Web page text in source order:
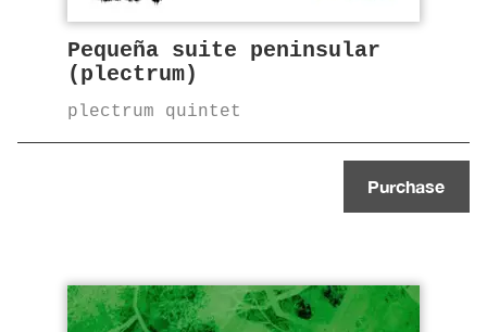
Pequeña suite peninsular
(plectrum)
plectrum quintet
Purchase